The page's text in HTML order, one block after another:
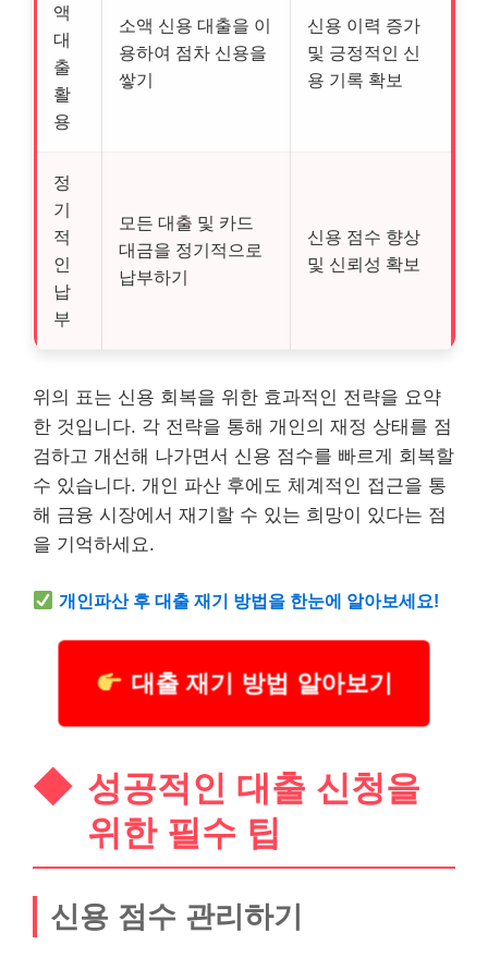
액
대
출
활
용
소액 신용 대출을 이
용하여 점차 신용을
쌓기
신용 이력 증가
및 긍정적인 신
용 기록 확보
정
기
적
인
납
부
모든 대출 및 카드
대금을 정기적으로
납부하기
신용 점수 향상
및 신뢰성 확보
위의 표는 신용 회복을 위한 효과적인 전략을 요약
한 것입니다. 각 전략을 통해 개인의 재정 상태를 점
검하고 개선해 나가면서 신용 점수를 빠르게 회복할
수 있습니다. 개인 파산 후에도 체계적인 접근을 통
해 금융 시장에서 재기할 수 있는 희망이 있다는 점
을 기억하세요.
개인파산 후 대출 재기 방법을 한눈에 알아보세요!
대출 재기 방법 알아보기
성공적인 대출 신청을
위한 필수 팁
신용 점수 관리하기